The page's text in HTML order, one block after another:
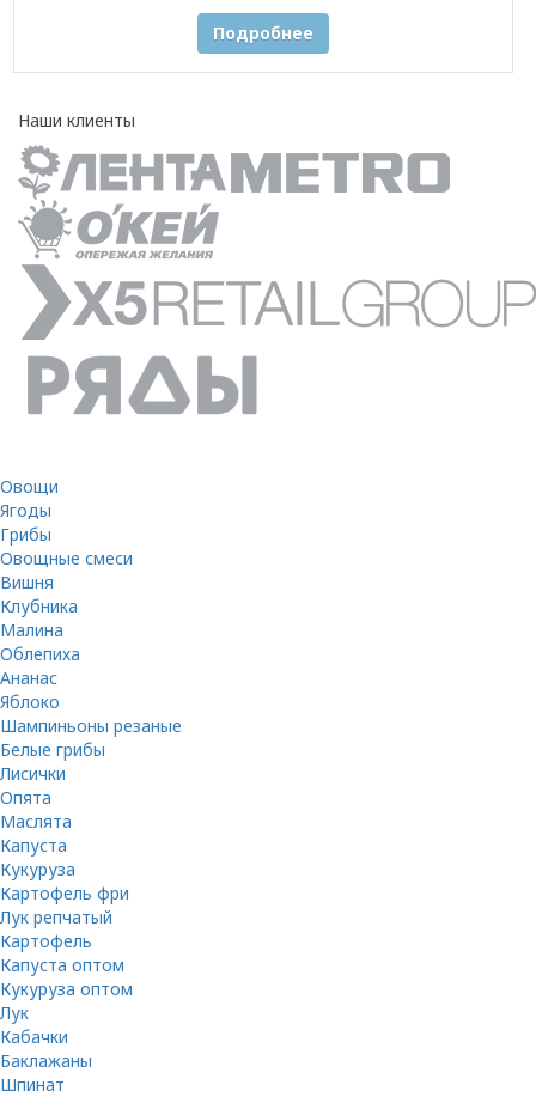
Подробнее
Наши клиенты
Овощи
Ягоды
Грибы
Овощные смеси
Вишня
Клубника
Малина
Облепиха
Ананас
Яблоко
Шампиньоны резаные
Белые грибы
Лисички
Опята
Маслята
Капуста
Кукуруза
Картофель фри
Лук репчатый
Картофель
Капуста оптом
Кукуруза оптом
Лук
Кабачки
Баклажаны
Шпинат